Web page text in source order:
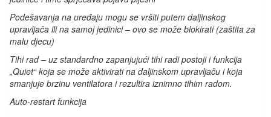
Podešavanja na uređaju mogu se vršiti putem daljinskog
upravljača ili na samoj jedinici – ovo se može blokirati (zaštita za
malu djecu)
Tihi rad – uz standardno zapanjujući tihi radi postoji i funkcija
„Quiet“ koja se može aktivirati na daljinskom upravljaču i koja
smanjuje brzinu ventilatora i rezultira iznimno tihim radom.
Auto-restart funkcija